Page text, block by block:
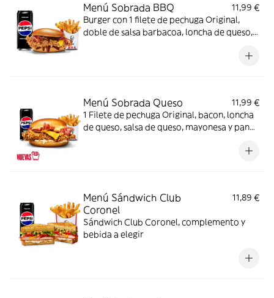
Menú Sobrada BBQ
11,99 €
Burger con 1 filete de pechuga Original,
doble de salsa barbacoa, loncha de queso,
Menú Sobrada Queso
11,99 €
1 Filete de pechuga Original, bacon, loncha
de queso, salsa de queso, mayonesa y pan
Menú Sándwich Club
Coronel
11,89 €
Sándwich Club Coronel, complemento y
bebida a elegir